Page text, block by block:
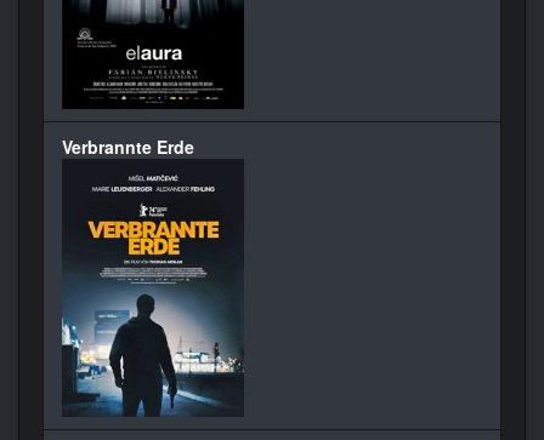
Verbrannte Erde